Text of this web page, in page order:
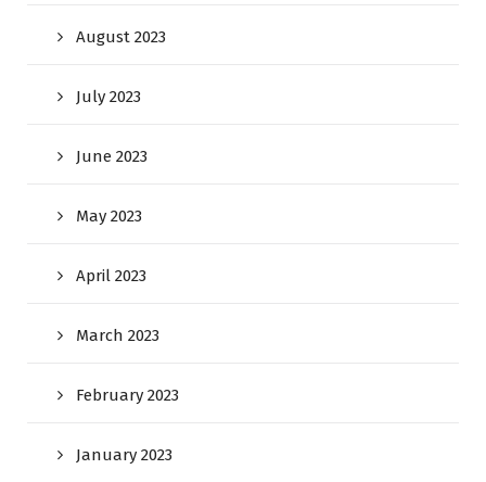
August 2023
July 2023
June 2023
May 2023
April 2023
March 2023
February 2023
January 2023